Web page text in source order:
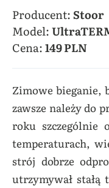
Producent:Stoor
Model:
Cena:149 PLN
Zimowe bieganie,
zawsze należy do
roku szczególnie
temperaturach,
strój dobrze
utrzymywał